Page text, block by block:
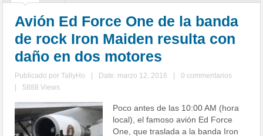
Avión Ed Force One de la banda
de rock Iron Maiden resulta con
daño en dos motores
Publicado porTallyHo Date: marzo 12, 2016
0 commentarios
5888 Views
Poco antes de las 10:00 AM (hora
local), el famoso avión Ed Force
One, que traslada a la banda Iron